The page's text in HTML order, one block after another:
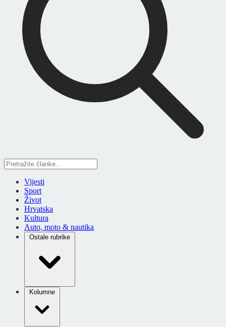
Vijesti
Sport
Život
Hrvatska
Kultura
Auto, moto & nautika
Ostale rubrike
Kolumne